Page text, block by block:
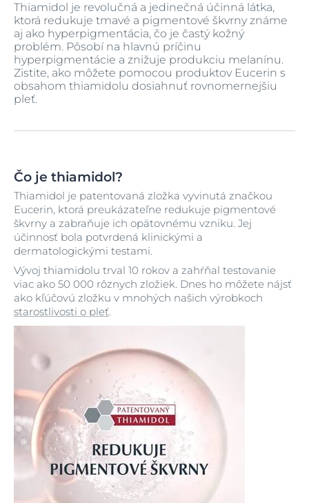
Thiamidol je revolučná a jedinečná účinná látka,
ktorá redukuje tmavé a pigmentové škvrny známe
aj ako hyperpigmentácia, čo je častý kožný
problém. Pôsobí na hlavnú príčinu
hyperpigmentácie a znižuje produkciu melanínu.
Zistite, ako môžete pomocou produktov Eucerin s
obsahom thiamidolu dosiahnuť rovnomernejšiu
pleť.
Čo je thiamidol?
Thiamidol je patentovaná zložka vyvinutá značkou
Eucerin, ktorá preukázateľne redukuje pigmentové
škvrny a zabraňuje ich opätovnému vzniku. Jej
účinnosť bola potvrdená klinickými a
dermatologickými testami.
Vývoj thiamidolu trval 10 rokov a zahŕňal testovanie
viac ako 50 000 rôznych zložiek. Dnes ho môžete nájsť
ako kľúčovú zložku v mnohých našich výrobkoch
starostlivosti o pleť.